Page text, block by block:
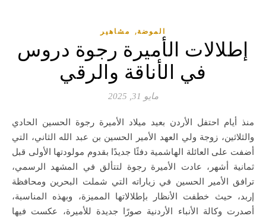
الموضة, مشاهير
إطلالات الأميرة رجوة دروس
في الأناقة والرقي
مايو 31, 2025
منذ أيام احتفل الأردن بعيد ميلاد الأميرة رجوة الحسين الحادي
والثلاثين، زوجة ولي العهد الأمير الحسين بن عبد الله الثاني، التي
أضفت على العائلة الهاشمية دفئًا جديدًا بقدوم مولودتها الأولى قبل
ثمانية أشهر، عادت الأميرة رجوة لتتألق في المشهد الرسمي،
ترافق الأمير الحسين في زياراته التي شملت البحرين ومحافظة
إربد، حيث خطفت الأنظار بإطلالاتها المميزة، وبهذه المناسبة،
أصدرت وكالة الأنباء الأردنية صورًا جديدة للأميرة، عكست فيها